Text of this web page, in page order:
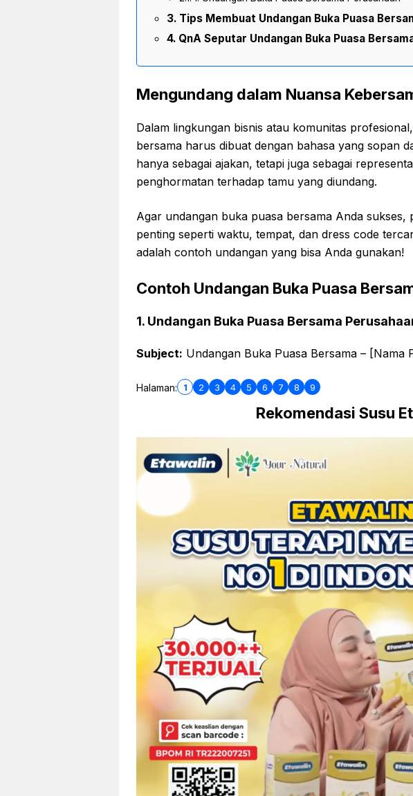
Tips Membuat Undangan Buka Puasa
QnA Seputar Undangan Buka Puasa
Mengundang dalam Nuansa
Dalam lingkungan bisnis atau komunitas
bersama harus dibuat dengan bahasa yang sopan
hanya sebagai ajakan, tetapi juga sebagai
penghormatan terhadap tamu yang diundang.
Agar undangan buka puasa bersama Anda sukses,
penting seperti waktu, tempat, dan dress code
adalah contoh undangan yang bisa Anda gunakan!
Contoh Undangan Buka Puasa
1. Undangan Buka Puasa Bersama
Subject: Undangan Buka Puasa Bersama – [Nama
Halaman: 1 2 3 4 5 6 7 8 9
Rekomendasi Susu